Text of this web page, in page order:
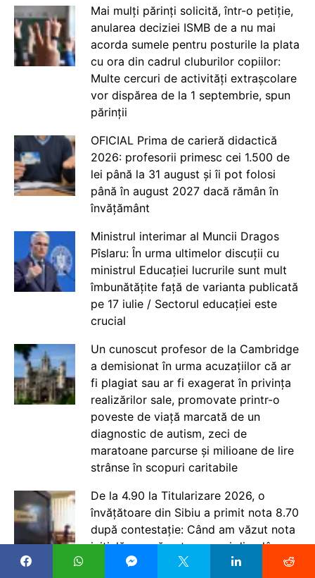
Mai mulți părinți solicită, într-o petiție,
anularea deciziei ISMB de a nu mai
acorda sumele pentru posturile la plata
cu ora din cadrul cluburilor copiilor:
Multe cercuri de activități extrașcolare
vor dispărea de la 1 septembrie, spun
părinții
OFICIAL Prima de carieră didactică
2026: profesorii primesc cei 1.500 de
lei până la 31 august și îi pot folosi
până în august 2027 dacă rămân în
învățământ
Ministrul interimar al Muncii Dragos
Pîslaru: În urma ultimelor discuții cu
ministrul Educației lucrurile sunt mult
îmbunătățite față de varianta publicată
pe 17 iulie / Sectorul educației este
crucial
Un cunoscut profesor de la Cambridge
a demisionat în urma acuzațiilor că ar
fi plagiat sau ar fi exagerat în privința
realizărilor sale, promovate printr-o
poveste de viață marcată de un
diagnostic de autism, zeci de
maratoane parcurse și milioane de lire
strânse în scopuri caritabile
De la 4.90 la Titularizare 2026, o
învățătoare din Sibiu a primit nota 8.70
după contestație: Când am văzut nota
inițială, nu mă puteam opri din plâns.
Mi-am dat seama că lucrarea mea nu a